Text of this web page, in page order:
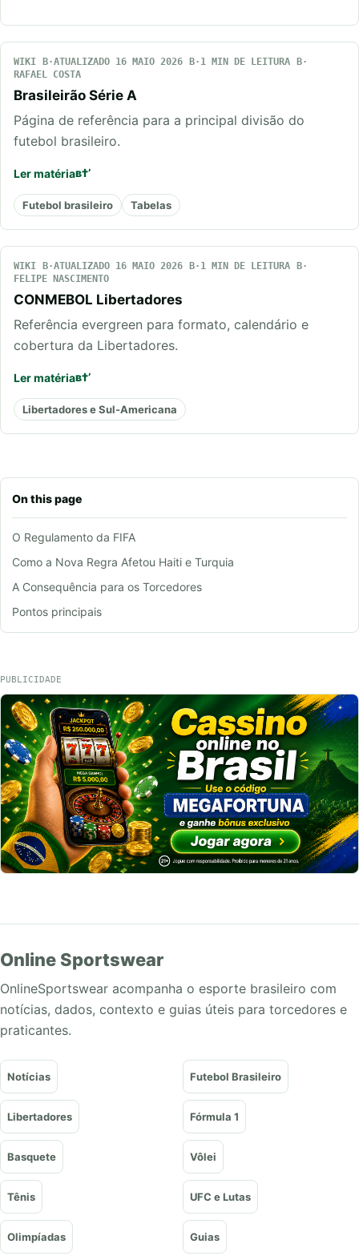
On this page
O Regulamento da FIFA
Como a Nova Regra Afetou Haiti e Turquia
A Consequência para os Torcedores
Pontos principais
WIKI ATUALIZADO 16 MAIO 2026
1 MIN DE LEITURA
RAFAEL COSTA
Brasileirão Série A
Página de referência para a principal divisão do
futebol brasileiro.
Ler matéria
Futebol brasileiro Tabelas
WIKI ATUALIZADO 16 MAIO 2026
1 MIN DE LEITURA
FELIPE NASCIMENTO
CONMEBOL Libertadores
Referência evergreen para formato, calendário e
cobertura da Libertadores.
Ler matéria
Libertadores e Sul-Americana
PUBLICIDADE
Online Sportswear
OnlineSportswear acompanha o esporte brasileiro com
notícias, dados, contexto e guias úteis para torcedores e
praticantes.
Notícias Futebol Brasileiro
Libertadores Fórmula 1
Basquete Vôlei
Tênis UFC e Lutas
Olimpíadas Guias